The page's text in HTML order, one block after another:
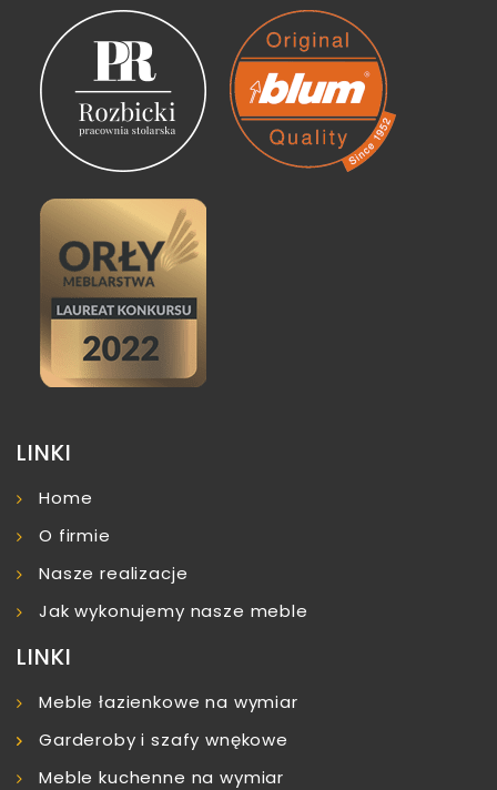
LINKI
Home
O firmie
Nasze realizacje
Jak wykonujemy nasze meble
LINKI
Meble łazienkowe na wymiar
Garderoby i szafy wnękowe
Meble kuchenne na wymiar